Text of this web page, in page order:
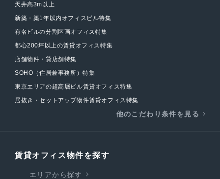
天井高3m以上
新築・築1年以内オフィスビル特集
有名ビルの分割区画オフィス特集
都心200坪以上の賃貸オフィス特集
店舗物件・貸店舗特集
SOHO（住居兼事務所）特集
東京エリアの超高層ビル賃貸オフィス特集
居抜き・セットアップ物件賃貸オフィス特集
他のこだわり条件を見る
賃貸オフィス物件を探す
エリアから探す